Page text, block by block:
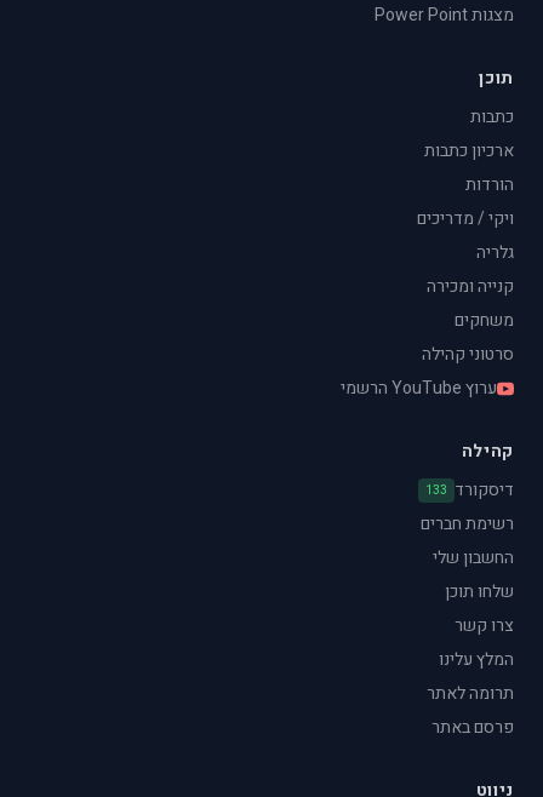
מצגות Power Point
תוכן
כתבות
ארכיון כתבות
הורדות
ויקי / מדריכים
גלריה
קנייה ומכירה
משחקים
סרטוני קהילה
ערוץ YouTube הרשמי
קהילה
דיסקורד 133
רשימת חברים
החשבון שלי
שלחו תוכן
צרו קשר
המלץ עלינו
תרומה לאתר
פרסם באתר
ניווט